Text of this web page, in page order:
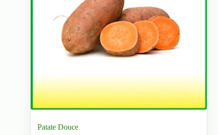
Patate Douce